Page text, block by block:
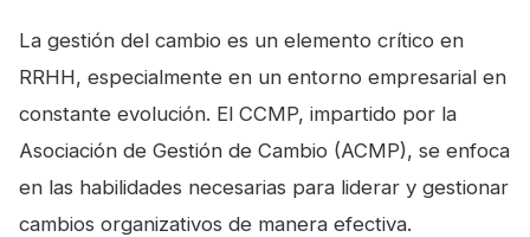
La gestión del cambio es un elemento crítico en
RRHH, especialmente en un entorno empresarial en
constante evolución. El CCMP, impartido por la
Asociación de Gestión de Cambio (ACMP), se enfoca
en las habilidades necesarias para liderar y gestionar
cambios organizativos de manera efectiva.